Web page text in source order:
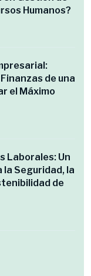
Humanos?
de una
el Máximo
Laborales: Un
Seguridad, la
de